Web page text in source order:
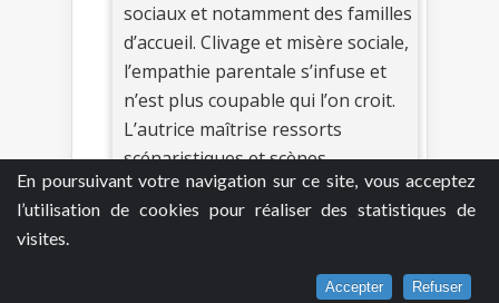
En poursuivant votre navigation sur ce site, vous acceptez
l’utilisation de cookies pour réaliser des statistiques de
visites.
Accepter Refuser
sociaux et notamment des familles
d’accueil. Clivage et misère sociale,
l’empathie parentale s’infuse et
n’est plus coupable qui l’on croit.
L’autrice maîtrise ressorts
scénaristiques et scènes
angoissantes.